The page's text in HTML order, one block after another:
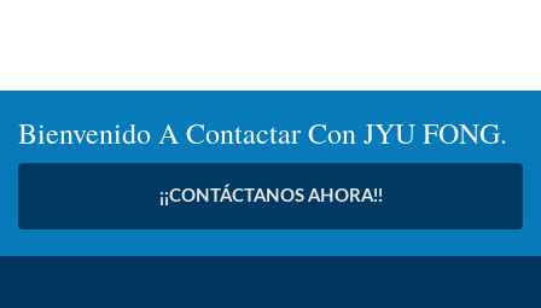
Bienvenido A Contactar Con JYU FONG.
¡¡CONTÁCTANOS AHORA!!